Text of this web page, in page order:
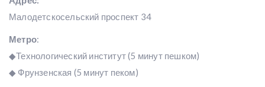
Малодетскосельский проспект 34
Метро:
◆Технологический институт (5 минут пешком)
◆ Фрунзенская (5 минут пеком)